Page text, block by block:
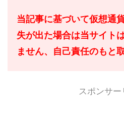
当記事に基づいて仮想通
失が出た場合は当サイト
ません、自己責任のもと
スポンサー